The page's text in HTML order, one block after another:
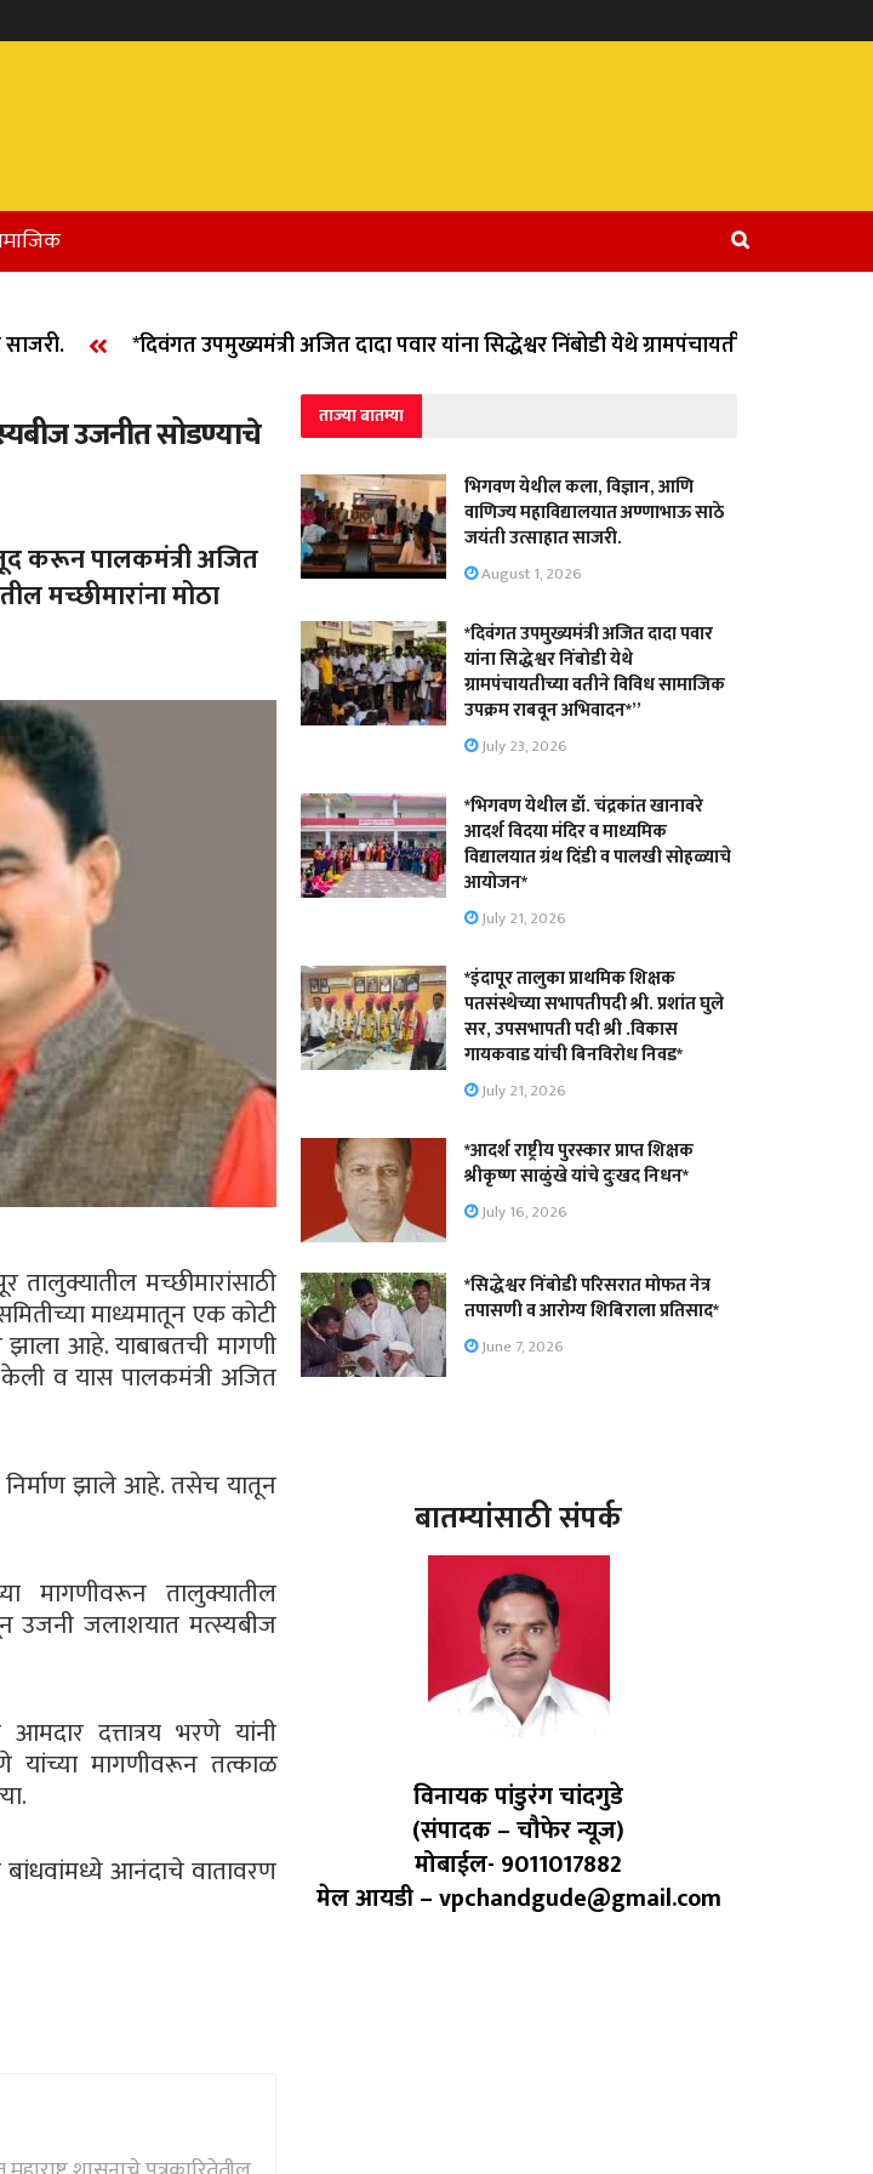
*दिवंगत उपमुख्यमंत्री अजित दादा पवार यांना सिद्धेश्वर निंबोडी येथे ग्रामपंचायतीच्या वतीने विविध
उजनीत सोडण्याचे
करून पालकमंत्री अजित
मच्छीमारांना मोठा
तालुक्यातील मच्छीमारांसाठी
माध्यमातून एक कोटी
आहे. याबाबतची मागणी
व यास पालकमंत्री अजित
निर्माण झाले आहे. तसेच यातून
मागणीवरून तालुक्यातील
उजनी जलाशयात मत्स्यबीज
दत्तात्रय भरणे यांनी
यांच्या मागणीवरून तत्काळ
आनंदाचे वातावरण
ताज्या बातम्या
भिगवण येथील कला, विज्ञान, आणि
वाणिज्य महाविद्यालयात अण्णाभाऊ साठे
जयंती उत्साहात साजरी.
August 1, 2026
*दिवंगत उपमुख्यमंत्री अजित दादा पवार
यांना सिद्धेश्वर निंबोडी येथे
ग्रामपंचायतीच्या वतीने विविध सामाजिक
उपक्रम राबवून अभिवादन*”
July 23, 2026
*भिगवण येथील डॉ. चंद्रकांत खानावरे
आदर्श विदया मंदिर व माध्यमिक
विद्यालयात ग्रंथ दिंडी व पालखी सोहळ्याचे
आयोजन*
July 21, 2026
*इंदापूर तालुका प्राथमिक शिक्षक
पतसंस्थेच्या सभापतीपदी श्री. प्रशांत घुले
सर, उपसभापती पदी श्री .विकास
गायकवाड यांची बिनविरोध निवड*
July 21, 2026
*आदर्श राष्ट्रीय पुरस्कार प्राप्त शिक्षक
श्रीकृष्ण साळुंखे यांचे दुःखद निधन*
July 16, 2026
*सिद्धेश्वर निंबोडी परिसरात मोफत नेत्र
तपासणी व आरोग्य शिबिराला प्रतिसाद*
June 7, 2026
बातम्यांसाठी संपर्क
विनायक पांडुरंग चांदगुडे
(संपादक – चौफेर न्यूज)
मोबाईल- 9011017882
मेल आयडी – vpchandgude@gmail.com